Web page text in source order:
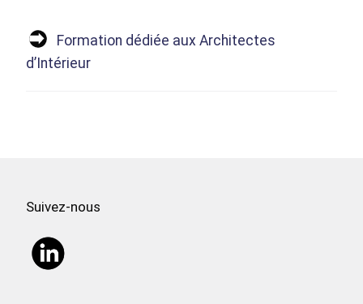
Formation dédiée aux Architectes
d’Intérieur
Suivez-nous